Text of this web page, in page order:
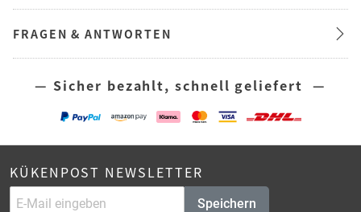
FRAGEN & ANTWORTEN
— Sicher bezahlt, schnell geliefert —
KÜKENPOST NEWSLETTER
Speichern